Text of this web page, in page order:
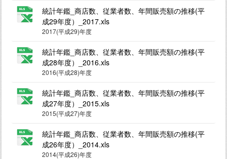
統計年鑑_商店数、従業者数、年間販売額の推移(平
成29年度）_2017.xls
2017(平成29)年度
統計年鑑_商店数、従業者数、年間販売額の推移(平
成28年度）_2016.xls
2016(平成28)年度
統計年鑑_商店数、従業者数、年間販売額の推移(平
成27年度）_2015.xls
2015(平成27)年度
統計年鑑_商店数、従業者数、年間販売額の推移(平
成26年度）_2014.xls
2014(平成26)年度